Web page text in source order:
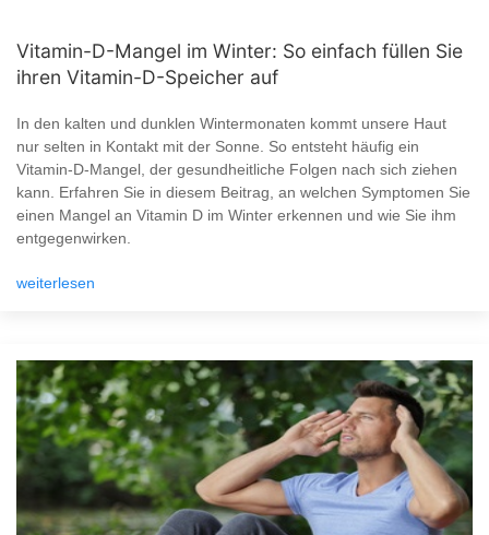
Vitamin-D-Mangel im Winter: So einfach füllen Sie
ihren Vitamin-D-Speicher auf
In den kalten und dunklen Wintermonaten kommt unsere Haut
nur selten in Kontakt mit der Sonne. So entsteht häufig ein
Vitamin-D-Mangel, der gesundheitliche Folgen nach sich ziehen
kann. Erfahren Sie in diesem Beitrag, an welchen Symptomen Sie
einen Mangel an Vitamin D im Winter erkennen und wie Sie ihm
entgegenwirken.
weiterlesen